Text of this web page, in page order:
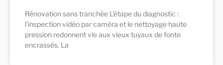
Rénovation sans tranchée L’étape du diagnostic :
l’inspection vidéo par caméra et le nettoyage haute
pression redonnent vie aux vieux tuyaux de fonte
encrassés. La